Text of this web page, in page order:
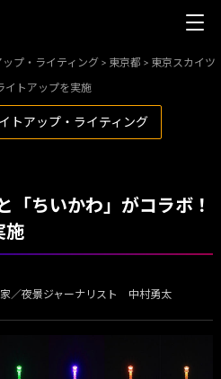
ップ・ライティング> 東京都 > 東京スカイツ
イトアップを実施
トアップ・ライティング
「ちいかわ」がコラボ！
施
／夜景ジャーナリスト 中村勇太